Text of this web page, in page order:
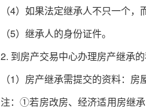
（4）如果法定继承人不只一个，
（5）继承人的身份证件。
2. 到房产交易中心办理房产继承
（1）房产继承需提交的资料：房
注：①若房改房、经济适用房继